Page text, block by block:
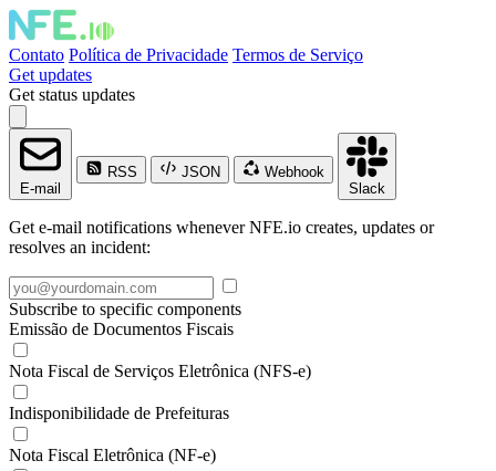
Contato Política de Privacidade Termos de Serviço
Get updates
Get status updates
E-mail
RSS JSON
Webhook
Slack
Get e-mail notifications whenever NFE.io creates, updates or
resolves an incident:
Subscribe to specific components
Emissão de Documentos Fiscais
Nota Fiscal de Serviços Eletrônica (NFS-e)
Indisponibilidade de Prefeituras
Nota Fiscal Eletrônica (NF-e)